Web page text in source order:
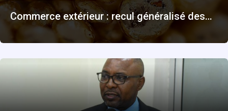
Commerce extérieur : recul généralisé des…